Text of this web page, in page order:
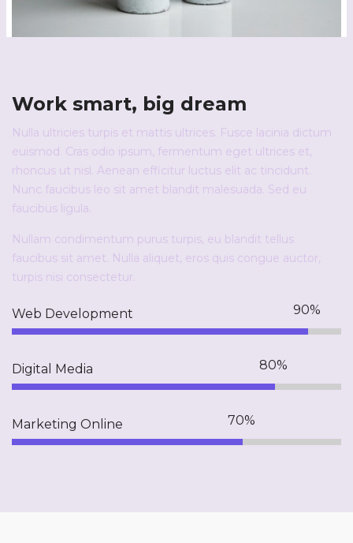
Work smart, big dream
Nulla ultricies turpis et mattis ultrices. Fusce lacinia dictum
euismod. Cras odio ipsum, fermentum eget ultrices et,
rhoncus ut nisl. Aenean efficitur luctus elit ac tincidunt.
Nunc faucibus leo sit amet blandit malesuada. Sed eu
faucibus ligula.
Nullam condimentum purus turpis, eu blandit tellus
faucibus sit amet. Nulla aliquet, eros quis congue auctor,
turpis nisi consectetur.
Web Development
Digital Media
Marketing Online